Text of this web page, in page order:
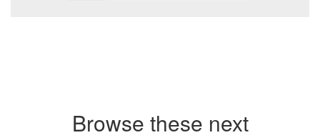
Browse these next